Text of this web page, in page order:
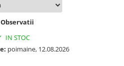
Observatii
IN STOC
poimaine, 12.08.2026